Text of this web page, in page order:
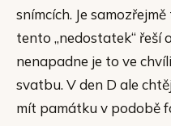
snímcích. Je
tento „nedostatek“ řeší
nenapadne je to ve
svatbu. V den D ale
mít památku v podobě